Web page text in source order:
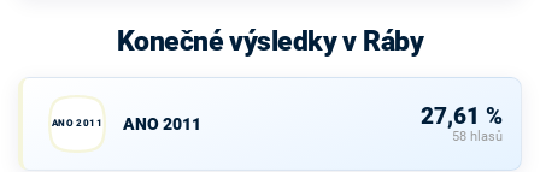
Konečné výsledky v Ráby
ANO 2011 ANO 2011 27,61 %
58 hlasů